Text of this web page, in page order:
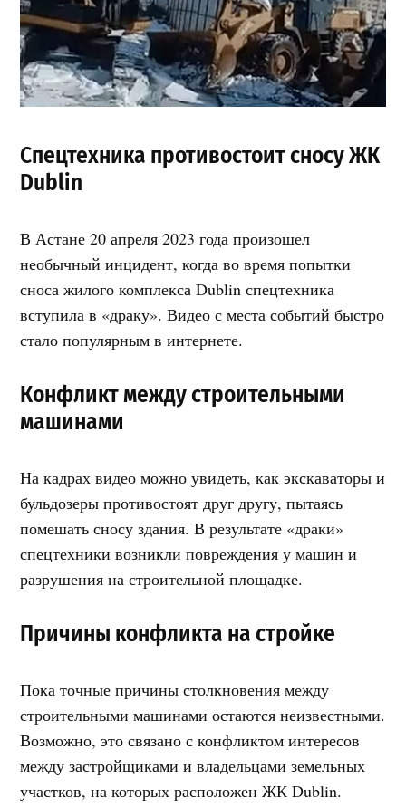
Спецтехника противостоит сносу ЖК
Dublin
В Астане 20 апреля 2023 года произошел
необычный инцидент, когда во время попытки
сноса жилого комплекса Dublin спецтехника
вступила в «драку». Видео с места событий быстро
стало популярным в интернете.
Конфликт между строительными
машинами
На кадрах видео можно увидеть, как экскаваторы и
бульдозеры противостоят друг другу, пытаясь
помешать сносу здания. В результате «драки»
спецтехники возникли повреждения у машин и
разрушения на строительной площадке.
Причины конфликта на стройке
Пока точные причины столкновения между
строительными машинами остаются неизвестными.
Возможно, это связано с конфликтом интересов
между застройщиками и владельцами земельных
участков, на которых расположен ЖК Dublin.